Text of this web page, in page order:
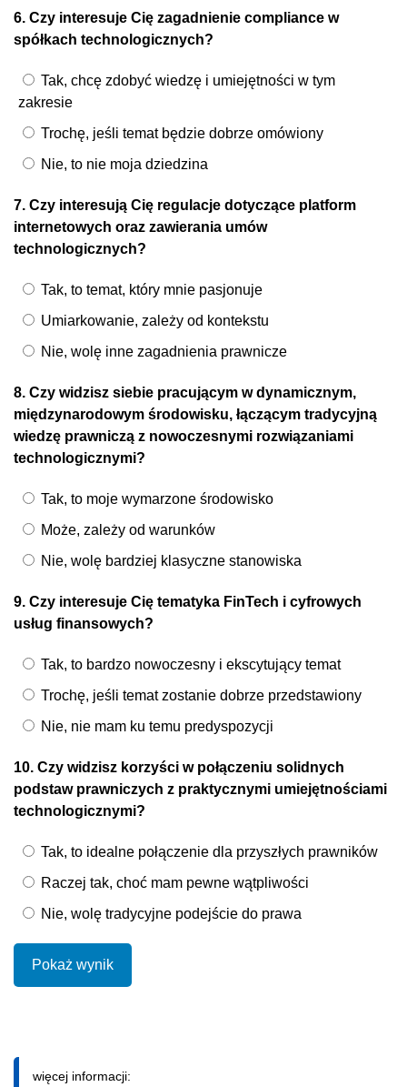
6. Czy interesuje Cię zagadnienie compliance w
spółkach technologicznych?
Tak, chcę zdobyć wiedzę i umiejętności w tym
zakresie
Trochę, jeśli temat będzie dobrze omówiony
Nie, to nie moja dziedzina
7. Czy interesują Cię regulacje dotyczące platform
internetowych oraz zawierania umów
technologicznych?
Tak, to temat, który mnie pasjonuje
Umiarkowanie, zależy od kontekstu
Nie, wolę inne zagadnienia prawnicze
8. Czy widzisz siebie pracującym w dynamicznym,
międzynarodowym środowisku, łączącym tradycyjną
wiedzę prawniczą z nowoczesnymi rozwiązaniami
technologicznymi?
Tak, to moje wymarzone środowisko
Może, zależy od warunków
Nie, wolę bardziej klasyczne stanowiska
9. Czy interesuje Cię tematyka FinTech i cyfrowych
usług finansowych?
Tak, to bardzo nowoczesny i ekscytujący temat
Trochę, jeśli temat zostanie dobrze przedstawiony
Nie, nie mam ku temu predyspozycji
10. Czy widzisz korzyści w połączeniu solidnych
podstaw prawniczych z praktycznymi umiejętnościami
technologicznymi?
Tak, to idealne połączenie dla przyszłych prawników
Raczej tak, choć mam pewne wątpliwości
Nie, wolę tradycyjne podejście do prawa
Pokaż wynik
więcej informacji: